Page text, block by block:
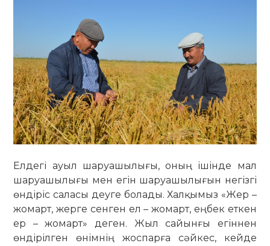
Елдегі ауыл шаруашылығы, оның ішінде мал
шаруашылығы мен егін шаруашылығын негізгі
өндіріс саласы деуге болады. Халқымыз «Жер –
жомарт, жерге сенген ел – жомарт, еңбек еткен
ер – жомарт» деген. Жыл сайынғы егіннен
өндірілген өнімнің жоспарға сәйкес, кейде